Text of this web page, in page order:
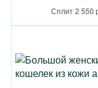
Сплит 2 550